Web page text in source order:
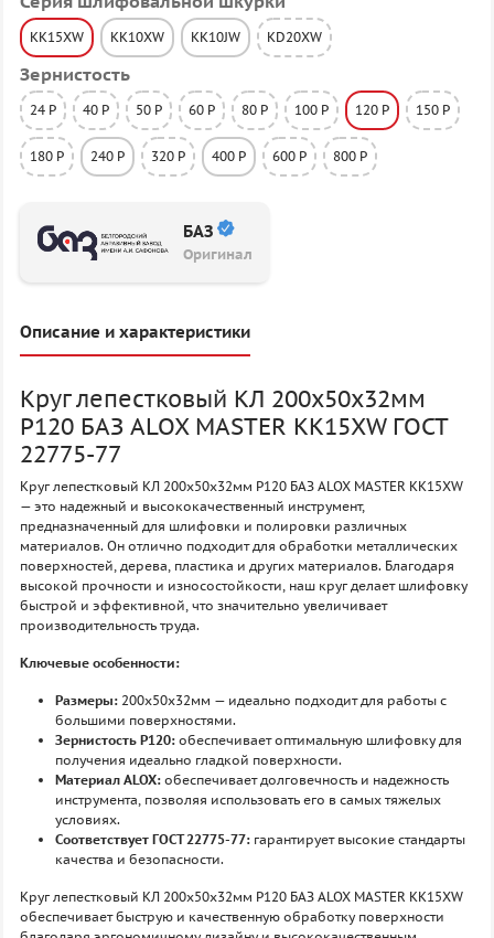
KK15XW KK10XW KK10JW KD20XW
Зернистость
24 P 40 P 50 P 60 P 80 P 100 P 120 P 150 P
180 P 240 P 320 P 400 P 600 P 800 P
БАЗ
Оригинал
Описание и характеристики
Круг лепестковый КЛ 200х50х32мм
P120 БАЗ ALOX MASTER KK15XW ГОСТ
22775-77
Круг лепестковый КЛ 200х50х32мм P120 БАЗ ALOX MASTER KK15XW
— это надежный и высококачественный инструмент,
предназначенный для шлифовки и полировки различных
материалов. Он отлично подходит для обработки металлических
поверхностей, дерева, пластика и других материалов. Благодаря
высокой прочности и износостойкости, наш круг делает шлифовку
быстрой и эффективной, что значительно увеличивает
производительность труда.
Ключевые особенности:
Размеры: 200х50х32мм — идеально подходит для работы с
большими поверхностями.
Зернистость P120: обеспечивает оптимальную шлифовку для
получения идеально гладкой поверхности.
Материал ALOX: обеспечивает долговечность и надежность
инструмента, позволяя использовать его в самых тяжелых
условиях.
Соответствует ГОСТ 22775-77: гарантирует высокие стандарты
качества и безопасности.
Круг лепестковый КЛ 200х50х32мм P120 БАЗ ALOX MASTER KK15XW
обеспечивает быструю и качественную обработку поверхности